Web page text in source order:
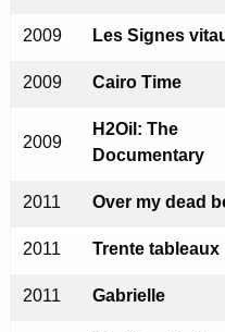
2009 Les Signes
2009 Cairo Time
2009
H2Oil: The
Documentary
2011 Over my dead
2011 Trente tableaux
2011 Gabrielle